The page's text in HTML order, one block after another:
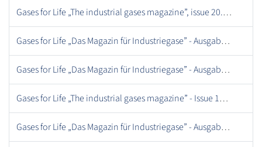
Gases for Life „The industrial gases magazine”, issue 20.pdf
Gases for Life „Das Magazin für Industriegase” - Ausgabe 28, September 2019.pdf
Gases for Life „Das Magazin für Industriegase” - Ausgabe 25, Oktober 2018.pdf
Gases for Life „The industrial gases magazine” - Issue 14, December 2014 .pdf
Gases for Life „Das Magazin für Industriegase” - Ausgabe 17, Dezember 2015.pdf